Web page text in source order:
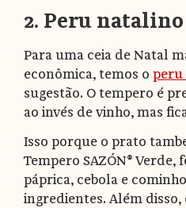
2. Peru
Para uma ceia de Natal
econômica, temos o peru
sugestão. O tempero é
ao invés de vinho, mas
Isso porque o prato
Tempero SAZÓN®
páprica, cebola e
ingredientes. Além disso,